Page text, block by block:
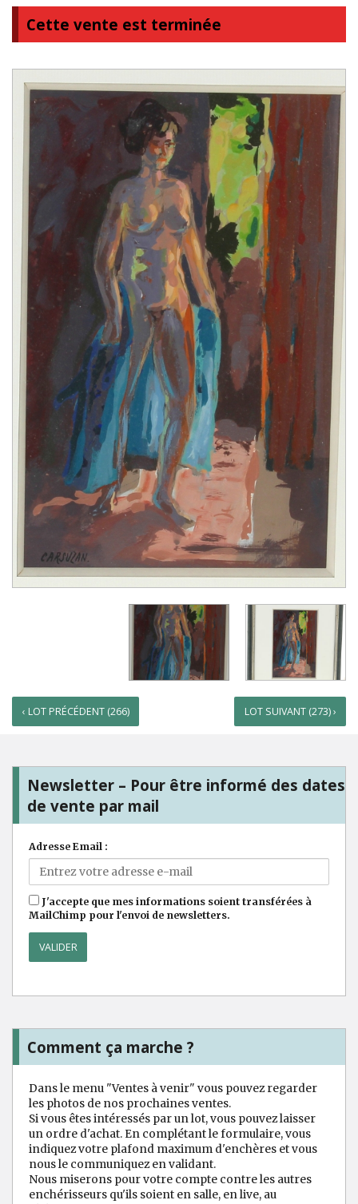
Cette vente est terminée
‹ LOT PRÉCÉDENT (266) LOT SUIVANT (273) ›
Newsletter – Pour être informé des dates
de vente par mail
Adresse Email :
J'accepte que mes informations soient transférées à
MailChimp pour l'envoi de newsletters.
Comment ça marche ?
Dans le menu "Ventes à venir" vous pouvez regarder
les photos de nos prochaines ventes.
Si vous êtes intéressés par un lot, vous pouvez laisser
un ordre d'achat. En complétant le formulaire, vous
indiquez votre plafond maximum d'enchères et vous
nous le communiquez en validant.
Nous miserons pour votre compte contre les autres
enchérisseurs qu'ils soient en salle, en live, au